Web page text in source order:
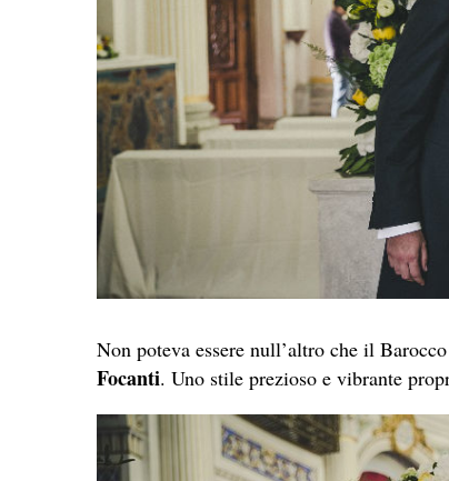
Non poteva essere null’altro che il
Focanti. Uno stile prezioso e vibrante